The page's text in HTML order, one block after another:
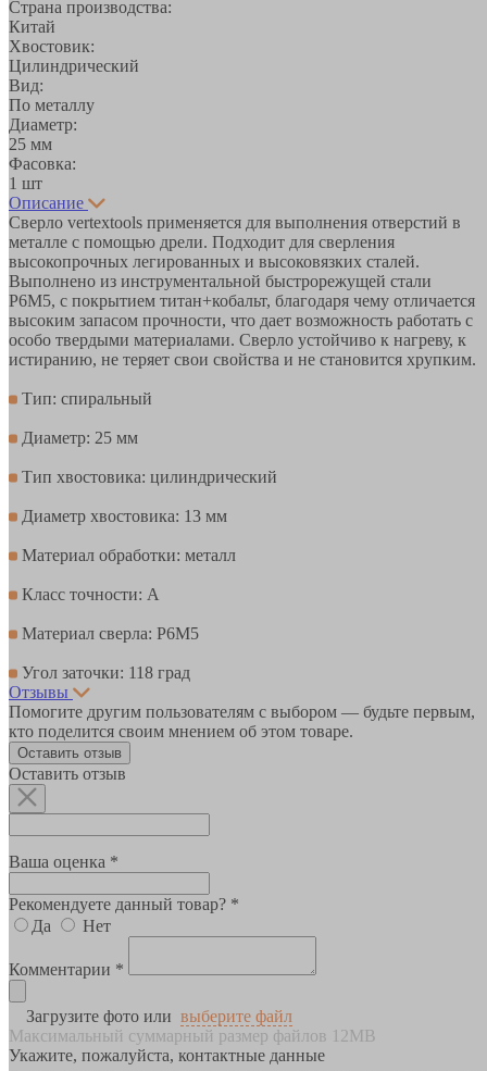
Страна производства:
Китай
Хвостовик:
Цилиндрический
Вид:
По металлу
Диаметр:
25 мм
Фасовка:
1 шт
Описание
Сверло vertextools применяется для выполнения отверстий в
металле с помощью дрели. Подходит для сверления
высокопрочных легированных и высоковязких сталей.
Выполнено из инструментальной быстрорежущей стали
Р6М5, с покрытием титан+кобальт, благодаря чему отличается
высоким запасом прочности, что дает возможность работать с
особо твердыми материалами. Сверло устойчиво к нагреву, к
истиранию, не теряет свои свойства и не становится хрупким.
Тип: спиральный
Диаметр: 25 мм
Тип хвостовика: цилиндрический
Диаметр хвостовика: 13 мм
Материал обработки: металл
Класс точности: А
Материал сверла: Р6М5
Угол заточки: 118 град
Отзывы
Помогите другим пользователям с выбором — будьте первым,
кто поделится своим мнением об этом товаре.
Оставить отзыв
Оставить отзыв
Ваша оценка *
Рекомендуете данный товар? *
Да
Нет
Комментарии *
Загрузите фото или выберите файл
Максимальный суммарный размер файлов 12MB
Укажите, пожалуйста, контактные данные